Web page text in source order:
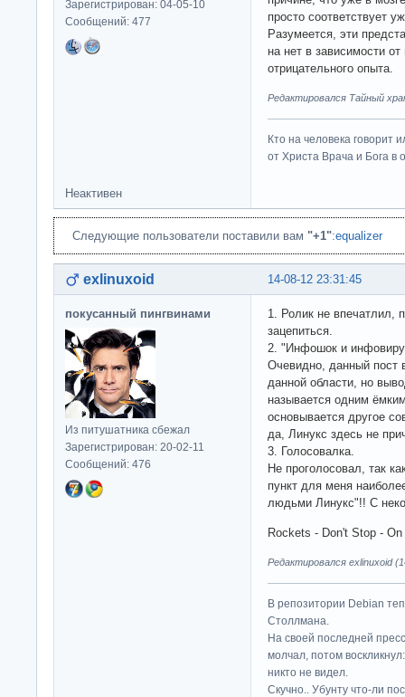
Зарегистрирован: 04-05-10
Сообщений: 477
просто соответствует
Разумеется, эти
на нет в зависимости
отрицательного опыта.
Редактировался Тайный
Кто на человека говорит
от Христа Врача и Бога в
Неактивен
Следующие пользователи поставили вам "+1":equalizer
14-08-12 23:31:45
exlinuxoid
покусанный пингвинами
Из питушатника сбежал
Зарегистрирован: 20-02-11
Сообщений: 476
1. Ролик не впечатлил,
зацепиться.
2. "Инфошок и
Очевидно, данный пост
данной области, но
называется одним
основывается другое
да, Линукс здесь не
3. Голосовалка.
Не проголосовал, так
пункт для меня
людьми Линукс"!! С
Rockets - Don't Stop -
Редактировался exlinuxoid
В репозитории Debian
Столлмана.
На своей последней
молчал, потом
никто не видел.
Скучно.. Убунту что-ли